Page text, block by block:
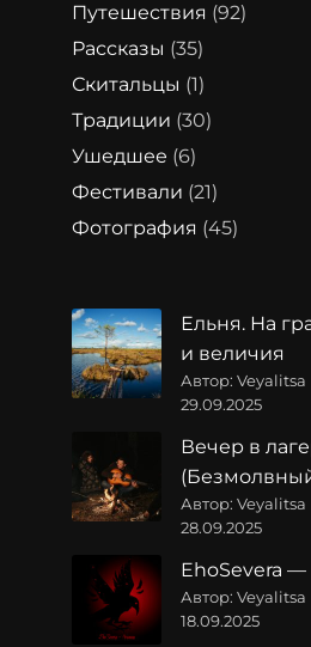
Путешествия (92)
Рассказы (35)
Скитальцы (1)
Традиции (30)
Ушедшее (6)
Фестивали (21)
Фотография (45)
Ельня. На
и величия
Автор: Veyalitsa
29.09.2025
Вечер в
Автор: Veyalitsa
28.09.2025
EhoSevera
Автор: Veyalitsa
18.09.2025